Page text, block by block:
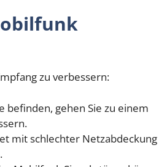
zu verbessern:
befinden, gehen Sie zu einem
mit schlechter Netzabdeckung